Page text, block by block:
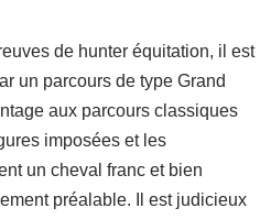
de hunter équitation, il est
un parcours de type Grand
aux parcours classiques
imposées et les
un cheval franc et bien
préalable. Il est judicieux